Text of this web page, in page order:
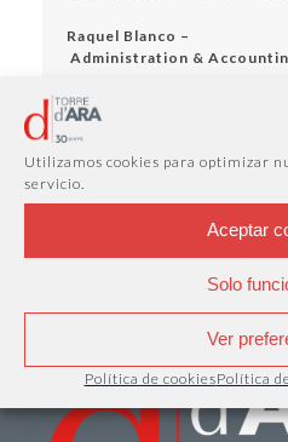
Utilizamos cookies para optimizar
servicio.
Aceptar
Solo
Ver
Política de cookiesPolítica
Raquel Blanco –
Administration &